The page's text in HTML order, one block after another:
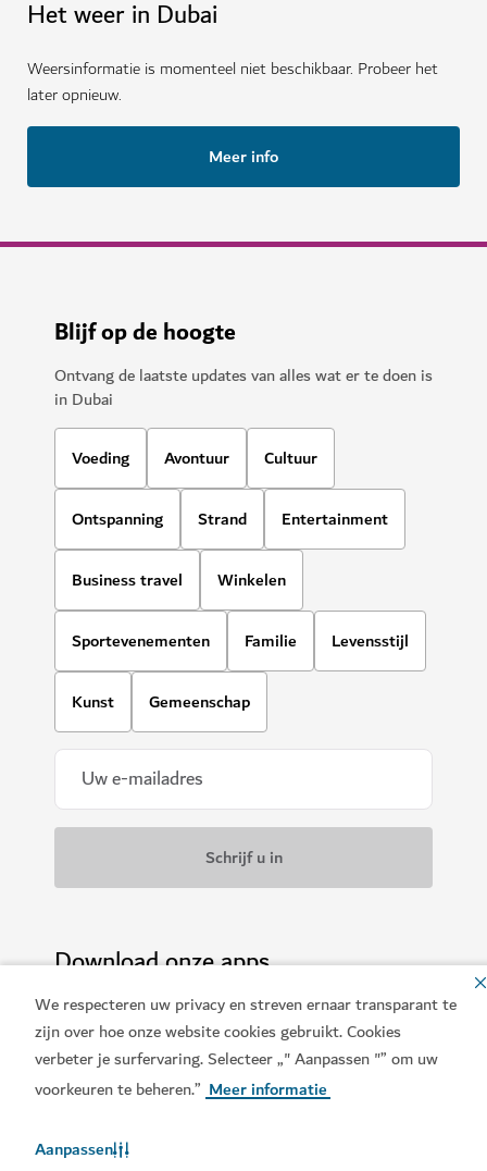
We respecteren uw privacy en streven ernaar transparant te
zijn over hoe onze website cookies gebruikt. Cookies
verbeter je surfervaring. Selecteer „" Aanpassen "” om uw
voorkeuren te beheren.” Meer informatie
Aanpassen
Het weer in Dubai
Weersinformatie is momenteel niet beschikbaar. Probeer het
later opnieuw.
Meer info
Blijf op de hoogte
Ontvang de laatste updates van alles wat er te doen is
in Dubai
Voeding Avontuur Cultuur
Ontspanning Strand Entertainment
Business travel Winkelen
Sportevenementen Familie Levensstijl
Kunst Gemeenschap
Download onze apps
Download de Visit Dubai
Ontvang de Visit Dubai
Calendar